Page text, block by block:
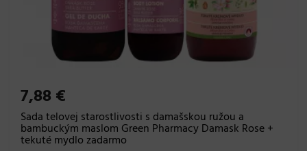
7,88 €
Sada telovej starostlivosti s damašskou ružou a
bambuckým maslom Green Pharmacy Damask Rose +
tekuté mydlo zadarmo